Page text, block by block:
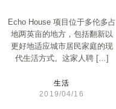
Echo House 项目位于多伦多占
地两英亩的地方，包括翻新以
更好地适应城市居民家庭的现
代生活方式。这家人聘 […]
生活
2019/04/16